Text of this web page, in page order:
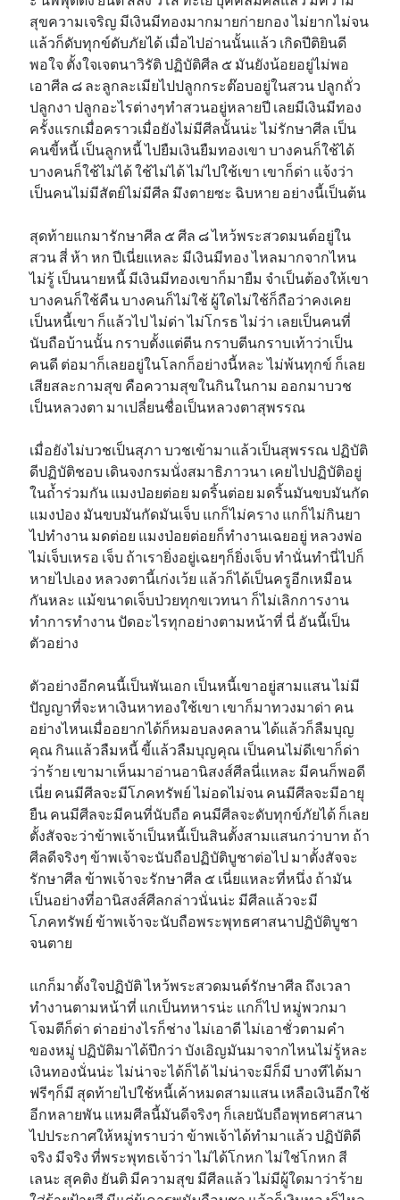
สุขความเจริญ มีเงินมีทองมากมายก่ายกอง ไม่ยากไม่จน
แล้วก็ดับทุกข์ดับภัยได้ เมื่อไปอ่านนั้นแล้ว เกิดปีติยินดี
พอใจ ตั้งใจเจตนาวิรัติ ปฏิบัติศีล ๕ มันยังน้อยอยู่ไม่พอ
เอาศีล ๘ ละลูกละเมียไปปลูกกระต๊อบอยู่ในสวน ปลูกถั่ว
ปลูกงา ปลูกอะไรต่างๆทำสวนอยู่หลายปี เลยมีเงินมีทอง
ครั้งแรกเมื่อคราวเมื่อยังไม่มีศีลนั้นน่ะ ไม่รักษาศีล เป็น
คนขี้หนี้ เป็นลูกหนี้ ไปยืมเงินยืมทองเขา บางคนก็ใช้ได้
บางคนก็ใช้ไม่ได้ ใช้ไม่ได้ ไม่ไปใช้เขา เขาก็ด่า แจ้งว่า
เป็นคนไม่มีสัตย์ไม่มีศีล มึงตายซะ ฉิบหาย อย่างนี้เป็นต้น
สุดท้ายแกมารักษาศีล ๕ ศีล ๘ ไหว้พระสวดมนต์อยู่ใน
สวน สี่ ห้า หก ปีเนี่ยแหละ มีเงินมีทอง ไหลมากจากไหน
ไม่รู้ เป็นนายหนี้ มีเงินมีทองเขาก็มายืม จำเป็นต้องให้เขา
บางคนก็ใช้คืน บางคนก็ไม่ใช้ ผู้ใดไม่ใช้ก็ถือว่าคงเคย
เป็นหนี้เขา ก็แล้วไป ไม่ด่า ไม่โกรธ ไม่ว่า เลยเป็นคนที่
นับถือบ้านนั้น กราบตั้งแต่ตีน กราบตีนกราบเท้าว่าเป็น
คนดี ต่อมาก็เลยอยู่ในโลกก็อย่างนี้หละ ไม่พ้นทุกข์ ก็เลย
เสียสละกามสุข คือความสุขในกินในกาม ออกมาบวช
เป็นหลวงตา มาเปลี่ยนชื่อเป็นหลวงตาสุพรรณ
เมื่อยังไม่บวชเป็นสุภา บวชเข้ามาแล้วเป็นสุพรรณ ปฏิบัติ
ดีปฏิบัติชอบ เดินจงกรมนั่งสมาธิภาวนา เคยไปปฏิบัติอยู่
ในถ้ำร่วมกัน แมงป่อยต่อย มดริ้นต่อย มดริ้นมันขบมันกัด
แมงป่อง มันขบมันกัดมันเจ็บ แกก็ไม่คราง แกก็ไม่กินยา
ไปทำงาน มดต่อย แมงป่อยต่อยก็ทำงานเฉยอยู่ หลวงพ่อ
ไม่เจ็บเหรอ เจ็บ ถ้าเรายิ่งอยู่เฉยๆก็ยิ่งเจ็บ ทำนั่นทำนี่ไปก็
หายไปเอง หลวงตานี้เก่งเว้ย แล้วก็ได้เป็นครูอีกเหมือน
กันหละ แม้ขนาดเจ็บป่วยทุกขเวทนา ก็ไม่เลิกการงาน
ทำการทำงาน ปัดอะไรทุกอย่างตามหน้าที่ นี่ อันนี้เป็น
ตัวอย่าง
ตัวอย่างอีกคนนี้เป็นพันเอก เป็นหนี้เขาอยู่สามแสน ไม่มี
ปัญญาที่จะหาเงินหาทองใช้เขา เขาก็มาทวงมาด่า คน
อย่างไหนเมื่ออยากได้ก็หมอบลงคลาน ได้แล้วก็ลืมบุญ
คุณ กินแล้วลืมหนี้ ขี้แล้วลืมบุญคุณ เป็นคนไม่ดีเขาก็ด่า
ว่าร้าย เขามาเห็นมาอ่านอานิสงส์ศีลนี่แหละ มีคนก็พอดี
เนี่ย คนมีศีลจะมีโภคทรัพย์ ไม่อดไม่จน คนมีศีลจะมีอายุ
ยืน คนมีศีลจะมีคนที่นับถือ คนมีศีลจะดับทุกข์ภัยได้ ก็เลย
ตั้งสัจจะว่าข้าพเจ้าเป็นหนี้เป็นสินตั้งสามแสนกว่าบาท ถ้า
ศีลดีจริงๆ ข้าพเจ้าจะนับถือปฏิบัติบูชาต่อไป มาตั้งสัจจะ
รักษาศีล ข้าพเจ้าจะรักษาศีล ๕ เนี่ยแหละที่หนึ่ง ถ้ามัน
เป็นอย่างที่อานิสงส์ศีลกล่าวนั่นน่ะ มีศีลแล้วจะมี
โภคทรัพย์ ข้าพเจ้าจะนับถือพระพุทธศาสนาปฏิบัติบูชา
จนตาย
แกก็มาตั้งใจปฏิบัติ ไหว้พระสวดมนต์รักษาศีล ถึงเวลา
ทำงานตามหน้าที่ แกเป็นทหารน่ะ แกก็ไป หมู่พวกมา
โจมตีก็ด่า ด่าอย่างไรก็ช่าง ไม่เอาดี ไม่เอาชั่วตามคำ
ของหมู่ ปฏิบัติมาได้ปีกว่า บังเอิญมันมาจากไหนไม่รู้หละ
เงินทองนั่นน่ะ ไม่น่าจะได้ก็ได้ ไม่น่าจะมีก็มี บางทีได้มา
ฟรีๆก็มี สุดท้ายไปใช้หนี้เค้าหมดสามแสน เหลือเงินอีกใช้
อีกหลายพัน แหมศีลนี้มันดีจริงๆ ก็เลยนับถือพุทธศาสนา
ไปประกาศให้หมู่ทราบว่า ข้าพเจ้าได้ทำมาแล้ว ปฏิบัติดี
จริง มีจริง ที่พระพุทธเจ้าว่า ไม่ได้โกหก ไม่ใช่โกหก สี
เลนะ สุคติง ยันติ มีความสุข มีศีลแล้ว ไม่มีผู้ใดมาว่าร้าย